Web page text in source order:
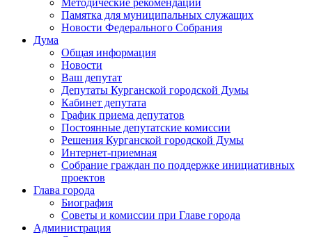
Методические рекомендации
Памятка для муниципальных служащих
Новости Федерального Cобрания
Дума
Общая информация
Новости
Ваш депутат
Депутаты Курганской городской Думы
Кабинет депутата
График приема депутатов
Постоянные депутатские комиссии
Решения Курганской городской Думы
Интернет-приемная
Собрание граждан по поддержке инициативных
проектов
Глава города
Биография
Советы и комиссии при Главе города
Администрация